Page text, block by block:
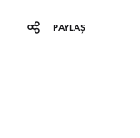
PAYLAŞ